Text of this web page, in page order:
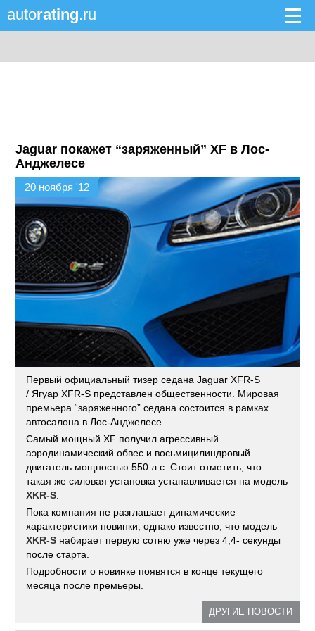
autorating.ru
Jaguar покажет “заряженный” XF в Лос-
Анджелесе
20 ноября '12
Первый официальный тизер седана Jaguar XFR-S
/ Ягуар XFR-S представлен общественности. Мировая
премьера “заряженного” седана состоится в рамках
автосалона в Лос-Анджелесе.
Самый мощный XF получил агрессивный
аэродинамический обвес и восьмицилиндровый
двигатель мощностью 550 л.с. Стоит отметить, что
такая же силовая установка устанавливается на модель
XKR-S
Пока компания не разглашает динамические
характеристики новинки, однако известно, что модель
XKR-S набирает первую сотню уже через 4,4- секунды
после старта.
Подробности о новинке появятся в конце текущего
месяца после премьеры.
ДРУГИЕ НОВОСТИ